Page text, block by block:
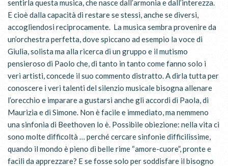
sentirla questa musica, che nasce dall’armonia e dall’interezza.
E cioè dalla capacità di restare se stessi, anche se diversi,
accogliendosi reciprocamente. La musica sembra provenire da
un’orchestra perfetta, dove spiccano ad esempio la voce di
Giulia, solista ma alla ricerca di un gruppo e il mutismo
pensieroso di Paolo che, di tanto in tanto come fanno solo i
veri artisti, concede il suo commento distratto. A dirla tutta per
conoscere i veri talenti del silenzio musicale bisogna allenare
l’orecchio e imparare a gustarsi anche gli accordi di Paola, di
Maurizia e di Simone. Non è facile e immediato, ma nemmeno
una sinfonia di Beethoven lo è. Possibile obiezione: nella vita ci
sono molte difficoltà … perché cercare sinfonie difficilissime,
quando il mondo è pieno di belle rime “amore-cuore”, pronte e
facili da apprezzare? E se fosse solo per soddisfare il bisogno